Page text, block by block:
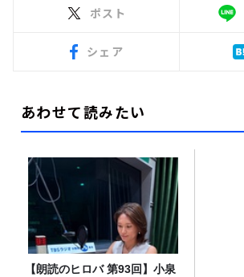
ポスト
シェア
あわせて読みたい
【朗読のヒロバ 第93回】小泉